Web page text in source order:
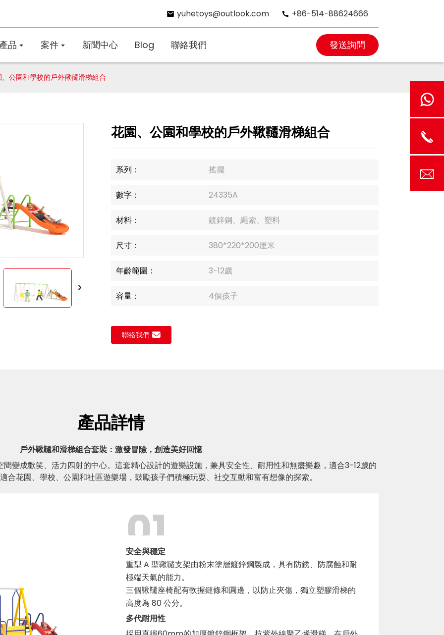
yuhetoys@outlook.com +86-514-88624666
產品 案件 新聞中心 Blog 聯絡我們 發送詢問
、公園和學校的戶外鞦韆滑梯組合
花園、公園和學校的戶外鞦韆滑梯組合
系列： 搖擺
數字： 24335A
材料： 鍍鋅鋼、繩索、塑料
尺寸： 380*220*200厘米
年齡範圍： 3-12歲
容量： 4個孩子
聯絡我們
產品詳情
戶外鞦韆和滑梯組合套裝：激發冒險，創造美好回憶
變成歡笑、活力四射的中心。這套精心設計的遊樂設施，兼具安全性、耐用性和無盡樂趣，適合3-12歲的
合花園、學校、公園和社區遊樂場，鼓勵孩子們積極玩耍、社交互動和富有想像的探索。
01
安全與穩定
重型 A 型鞦韆支架由粉末塗層鍍鋅鋼製成，具有防銹、防腐蝕和耐
極端天氣的能力。
三個鞦韆座椅配有軟握鏈條和圓邊，以防止夾傷，獨立塑膠滑梯的
高度為 80 公分。
多代耐用性